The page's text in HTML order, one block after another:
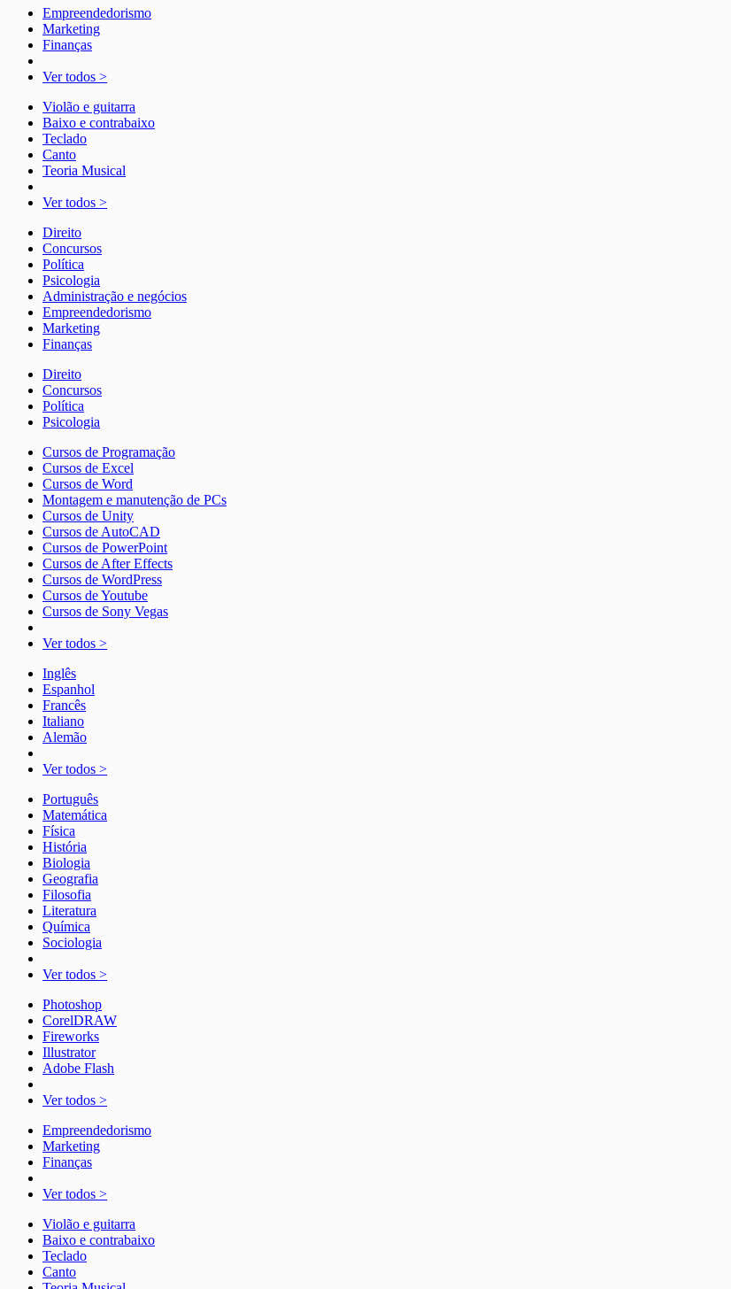
Empreendedorismo
Marketing
Finanças
Ver todos >
Violão e guitarra
Baixo e contrabaixo
Teclado
Canto
Teoria Musical
Ver todos >
Direito
Concursos
Política
Psicologia
Administração e negócios
Empreendedorismo
Marketing
Finanças
Direito
Concursos
Política
Psicologia
Cursos de Programação
Cursos de Excel
Cursos de Word
Montagem e manutenção de PCs
Cursos de Unity
Cursos de AutoCAD
Cursos de PowerPoint
Cursos de After Effects
Cursos de WordPress
Cursos de Youtube
Cursos de Sony Vegas
Ver todos >
Inglês
Espanhol
Francês
Italiano
Alemão
Ver todos >
Português
Matemática
Física
História
Biologia
Geografia
Filosofia
Literatura
Química
Sociologia
Ver todos >
Photoshop
CorelDRAW
Fireworks
Illustrator
Adobe Flash
Ver todos >
Empreendedorismo
Marketing
Finanças
Ver todos >
Violão e guitarra
Baixo e contrabaixo
Teclado
Canto